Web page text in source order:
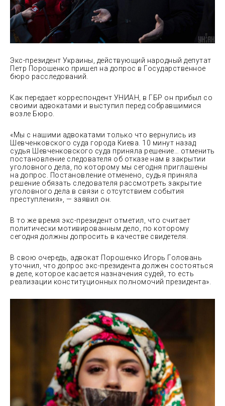
Экс-президент Украины, действующий народный депутат
Петр Порошенко пришел на допрос в Государственное
бюро расследований.
Как передает корреспондент УНИАН, в ГБР он прибыл со
своими адвокатами и выступил перед собравшимися
возле Бюро.
«Мы с нашими адвокатами только что вернулись из
Шевченковского суда города Киева. 10 минут назад
судья Шевченковского суда приняла решение… отменить
постановление следователя об отказе нам в закрытии
уголовного дела, по которому мы сегодня приглашены
на допрос. Постановление отменено, судья приняла
решение обязать следователя рассмотреть закрытие
уголовного дела в связи с отсутствием события
преступления», — заявил он.
В то же время экс-президент отметил, что считает
политически мотивированным дело, по которому
сегодня должны допросить в качестве свидетеля.
В свою очередь, адвокат Порошенко Игорь Головань
уточнил, что допрос экс-президента должен состояться
в деле, которое касается назначения судей, то есть
реализации конституционных полномочий президента».